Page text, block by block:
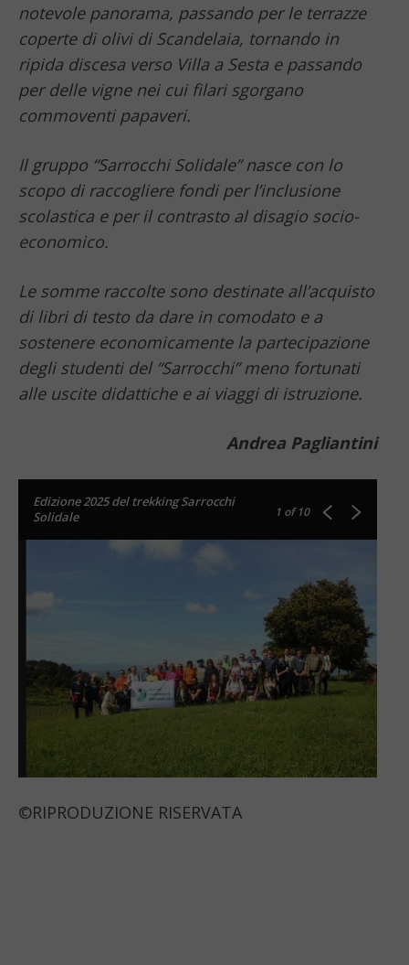
notevole panorama, passando per le terrazze
coperte di olivi di Scandelaia, tornando in
ripida discesa verso Villa a Sesta e passando
per delle vigne nei cui filari sgorgano
commoventi papaveri.
Il gruppo “Sarrocchi Solidale” nasce con lo
scopo di raccogliere fondi per l’inclusione
scolastica e per il contrasto al disagio socio-
economico.
Le somme raccolte sono destinate all’acquisto
di libri di testo da dare in comodato e a
sostenere economicamente la partecipazione
degli studenti del “Sarrocchi” meno fortunati
alle uscite didattiche e ai viaggi di istruzione.
Andrea Pagliantini
Edizione 2025 del trekking Sarrocchi
Solidale
1 of 10
©RIPRODUZIONE RISERVATA